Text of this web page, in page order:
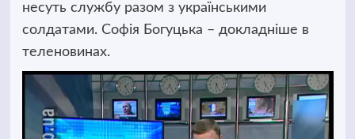
несуть службу разом з українськими
солдатами. Софія Богуцька – докладніше в
теленовинах.
Відеопрогравач